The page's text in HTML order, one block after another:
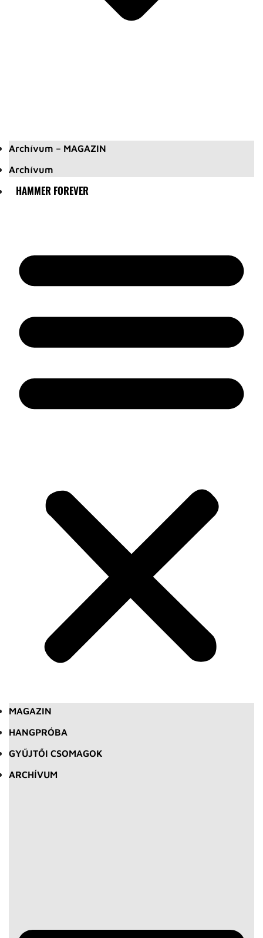
Archívum – MAGAZIN
Archívum
HAMMER FOREVER
MAGAZIN
HANGPRÓBA
GYŰJTŐI CSOMAGOK
ARCHÍVUM